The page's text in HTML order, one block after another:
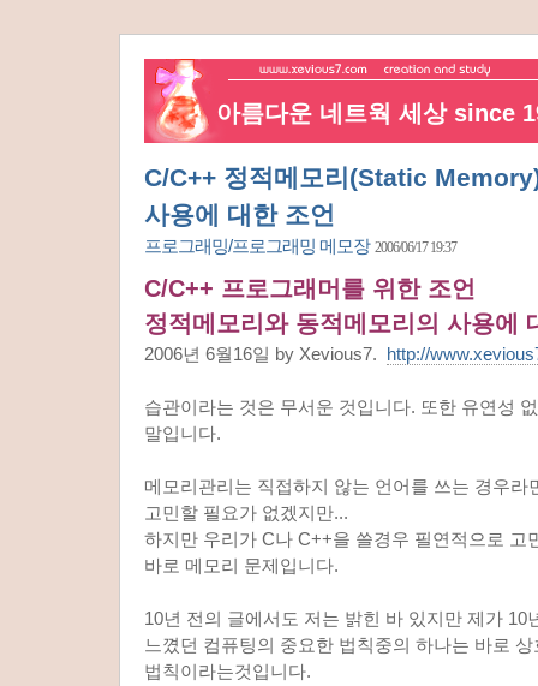
아름다운 네트웍 세상 since
C/C++ 정적메모리(Static
사용에 대한 조언
프로그래밍/프로그래밍 메모장 2006/06/17 19:37
C/C++ 프로그래머를 위한 조언
정적메모리와 동적메모리의 사용에
2006년 6월16일 by Xevious7. http://
습관이라는 것은 무서운 것입니다. 또한 유연성
말입니다.
메모리관리는 직접하지 않는 언어를 쓰는 경우라
고민할 필요가 없겠지만...
하지만 우리가 C나 C++을 쓸경우 필연적으로 고
바로 메모리 문제입니다.
10년 전의 글에서도 저는 밝힌 바 있지만 제가 10
느꼈던 컴퓨팅의 중요한 법칙중의 하나는 바로 상
법칙이라는것입니다.